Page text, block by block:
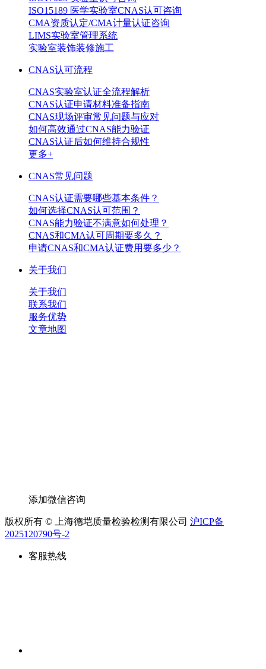
ISO15189 医学实验室CNAS认可咨询
CMA资质认定/CMA计量认证咨询
LIMS实验室管理系统
实验室装饰装修施工
CNAS认可流程
CNAS实验室认证全流程解析
CNAS认证申请材料准备指南
CNAS现场评审常见问题与应对
如何高效通过CNAS能力验证
CNAS认证后如何维持合规性
更多+
CNAS常见问题
CNAS认证需要哪些基本条件？
如何选择CNAS认可范围？
CNAS能力验证不满意如何处理？
CNAS和CMA认可周期要多久？
申请CNAS和CMA认证费用要多少？
关于我们
关于我们
联系我们
服务优势
文章地图
添加微信咨询
版权所有 © 上海德垲质量检验检测有限公司 沪ICP备
2025120790号-2
客服热线